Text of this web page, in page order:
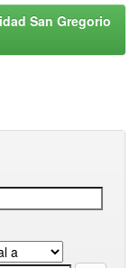
San Gregorio